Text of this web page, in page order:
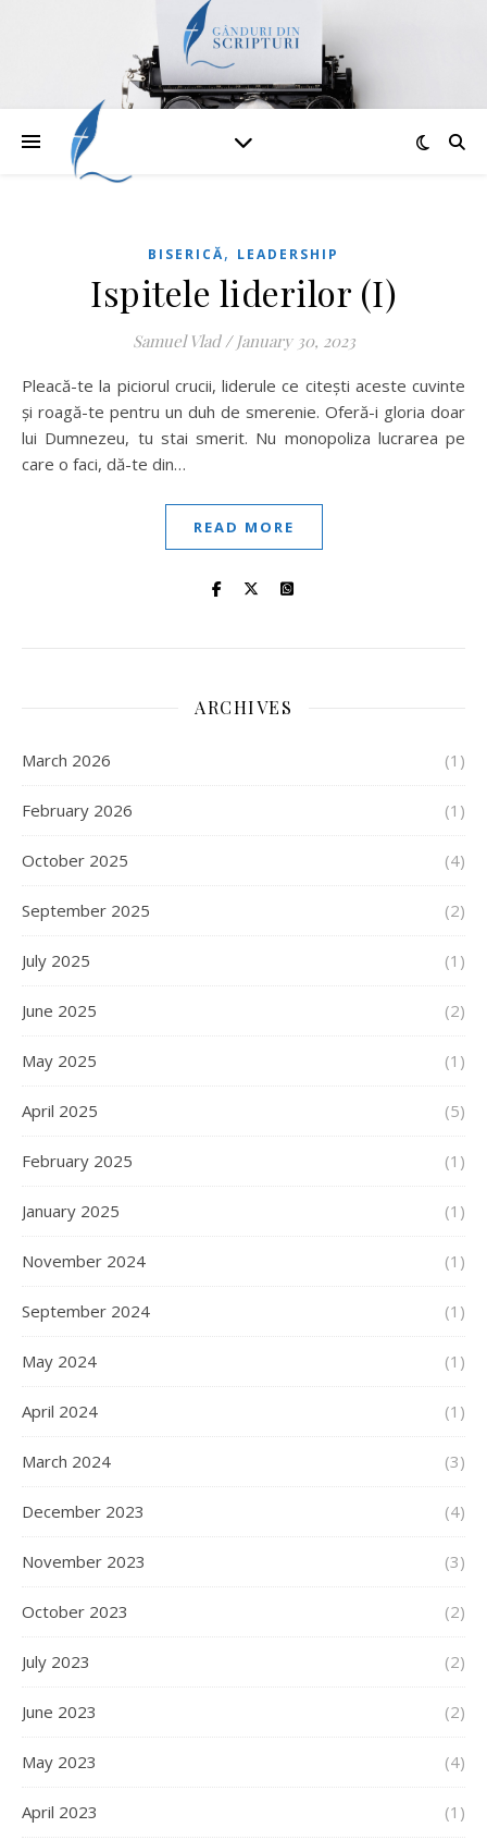
BISERICĂ, LEADERSHIP
Ispitele liderilor (I)
Samuel Vlad / January 30, 2023
Pleacă-te la piciorul crucii, liderule ce citești aceste cuvinte
și roagă-te pentru un duh de smerenie. Oferă-i gloria doar
lui Dumnezeu, tu stai smerit. Nu monopoliza lucrarea pe
care o faci, dă-te din…
READ MORE
ARCHIVES
March 2026 (1)
February 2026 (1)
October 2025 (4)
September 2025 (2)
July 2025 (1)
June 2025 (2)
May 2025 (1)
April 2025 (5)
February 2025 (1)
January 2025 (1)
November 2024 (1)
September 2024 (1)
May 2024 (1)
April 2024 (1)
March 2024 (3)
December 2023 (4)
November 2023 (3)
October 2023 (2)
July 2023 (2)
June 2023 (2)
May 2023 (4)
April 2023 (1)